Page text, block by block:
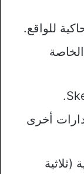
للواقع.
أخرى
(ثلاثية